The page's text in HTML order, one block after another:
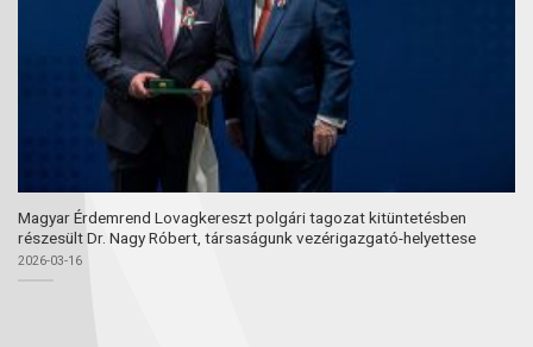
Magyar Érdemrend Lovagkereszt polgári tagozat kitüntetésben
részesült Dr. Nagy Róbert, társaságunk vezérigazgató-helyettese
2026-03-16